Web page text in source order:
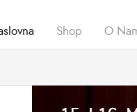
Shop O